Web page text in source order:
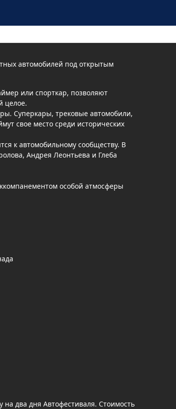
автомобилей под открытым
или спорткар, позволяют
целое.
Суперкары, трековые автомобили,
свое место среди исторических
к автомобильному сообществу. В
Андрея Леонтьева и Глеба
особой атмосферы
на два дня Автофестиваля. Стоимость